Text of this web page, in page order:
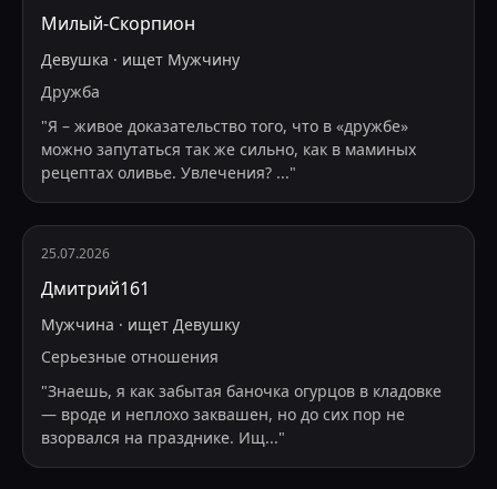
Милый-Скорпион
Девушка · ищет Мужчину
Дружба
"Я – живое доказательство того, что в «дружбе»
можно запутаться так же сильно, как в маминых
рецептах оливье. Увлечения? ..."
25.07.2026
Дмитрий161
Мужчина · ищет Девушку
Серьезные отношения
"Знаешь, я как забытая баночка огурцов в кладовке
— вроде и неплохо заквашен, но до сих пор не
взорвался на празднике. Ищ..."